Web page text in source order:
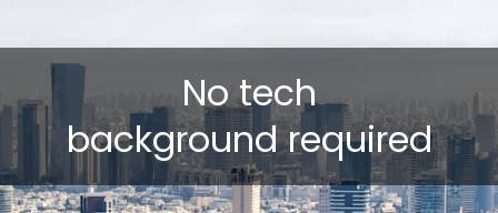
No tech
background required